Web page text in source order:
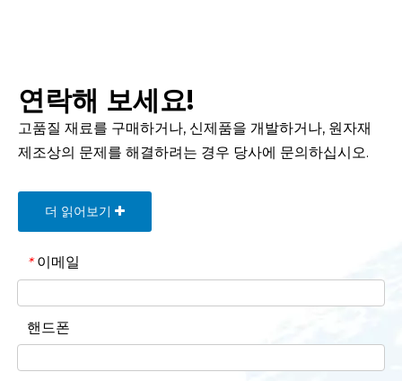
연락해 보세요!
고품질 재료를 구매하거나, 신제품을 개발하거나, 원자재
제조상의 문제를 해결하려는 경우 당사에 문의하십시오.
더 읽어보기
* 이메일
핸드폰